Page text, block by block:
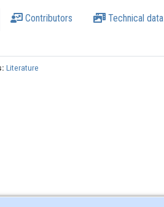
Contributors Technical data
Literature